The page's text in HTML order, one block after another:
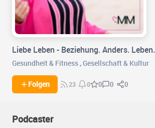
Liebe Leben - Beziehung. Anders. Leben.
Gesundheit & Fitness ,Gesellschaft & Kultur
Folgen 23 0 0 0 0
Podcaster